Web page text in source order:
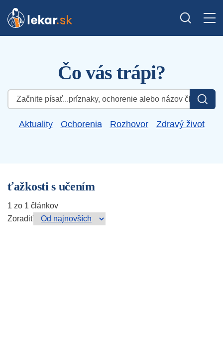
Čo vás trápi?
Hľadať:
Aktuality Ochorenia Rozhovor Zdravý život
ťažkosti s učením
1 zo 1 článkov
Zoradiť